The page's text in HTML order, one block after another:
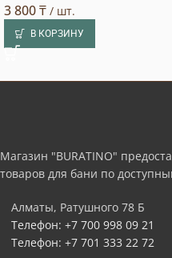
3 800₸ / шт.
В КОРЗИНУ
Магазин "BURATINO"
товаров для бани по
Алматы, Ратушного 78 Б
Телефон: +7 700 998 09 21
Телефон: +7 701 333 22 72